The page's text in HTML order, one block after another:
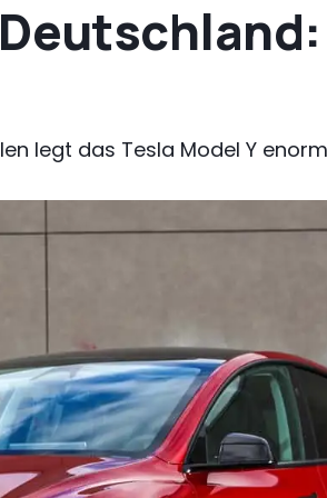
legt das Tesla Model Y